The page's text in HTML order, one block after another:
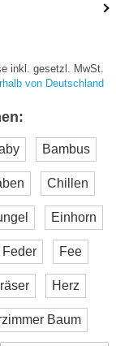
inkl. gesetzl. MwSt.
von Deutschland
Bambus
Chillen
Einhorn
Feder Fee
Herz
Baum